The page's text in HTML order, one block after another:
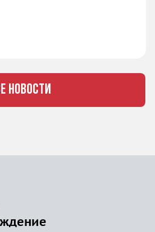
НОВОСТИ